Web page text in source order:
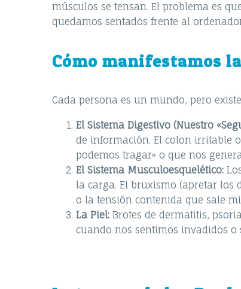
músculos se tensan. El problema es
quedamos sentados frente al
Cómo manifestamos
Cada persona es un mundo, pero
El Sistema Digestivo (Nuestro
de información. El colon irritable
podemos tragar» o que nos
El Sistema Musculoesquelético:
la carga. El bruxismo (apretar los
o la tensión contenida que sale
La Piel: Brotes de dermatitis,
cuando nos sentimos invadidos o